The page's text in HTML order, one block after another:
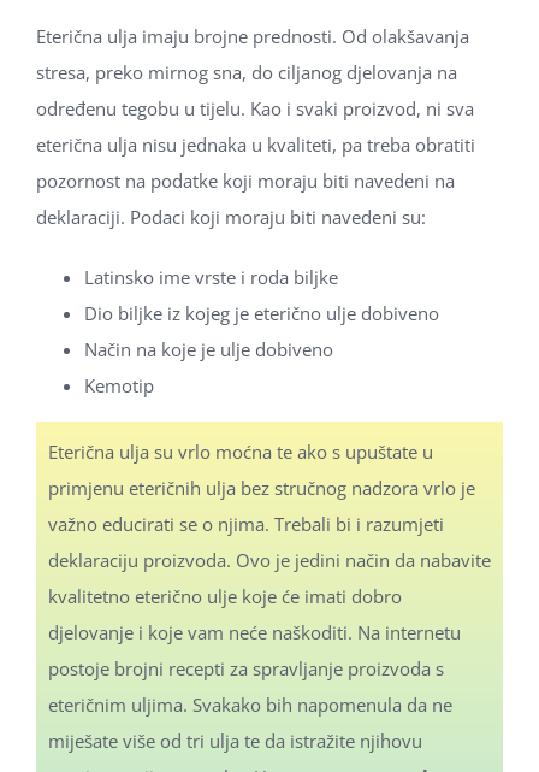
Eterična ulja imaju brojne prednosti. Od olakšavanja
stresa, preko mirnog sna, do ciljanog djelovanja na
određenu tegobu u tijelu. Kao i svaki proizvod, ni sva
eterična ulja nisu jednaka u kvaliteti, pa treba obratiti
pozornost na podatke koji moraju biti navedeni na
deklaraciji. Podaci koji moraju biti navedeni su:
Latinsko ime vrste i roda biljke
Dio biljke iz kojeg je eterično ulje dobiveno
Način na koje je ulje dobiveno
Kemotip
Eterična ulja su vrlo moćna te ako s upuštate u
primjenu eteričnih ulja bez stručnog nadzora vrlo je
važno educirati se o njima. Trebali bi i razumjeti
deklaraciju proizvoda. Ovo je jedini način da nabavite
kvalitetno eterično ulje koje će imati dobro
djelovanje i koje vam neće naškoditi. Na internetu
postoje brojni recepti za spravljanje proizvoda s
eteričnim uljima. Svakako bih napomenula da ne
miješate više od tri ulja te da istražite njihovu